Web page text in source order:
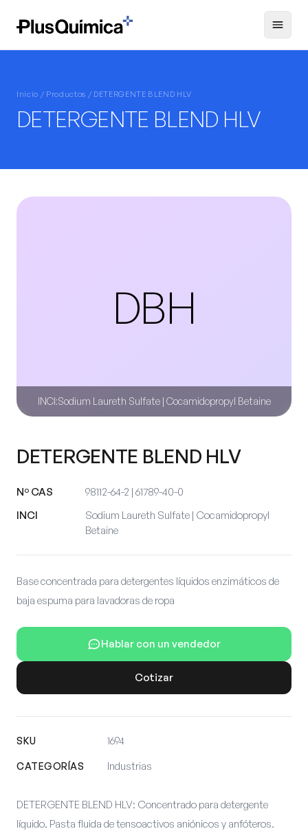
Inicio / Productos / DETERGENTE BLEND HLV
DETERGENTE BLEND HLV
DBH
INCI:Sodium Laureth Sulfate | Cocamidopropyl Betaine
DETERGENTE BLEND HLV
Nº CAS
98112-64-2 | 61789-40-0
INCI
Sodium Laureth Sulfate | Cocamidopropyl
Betaine
Base concentrada para detergentes líquidos enzimáticos de
baja espuma para lavadoras de ropa
Hablar con un vendedor
Cotizar
SKU 1694
CATEGORÍAS Industrias
DETERGENTE BLEND HLV: Concentrado para detergente
líquido. Pasta fluida de tensoactivos aniónicos y anfóteros.